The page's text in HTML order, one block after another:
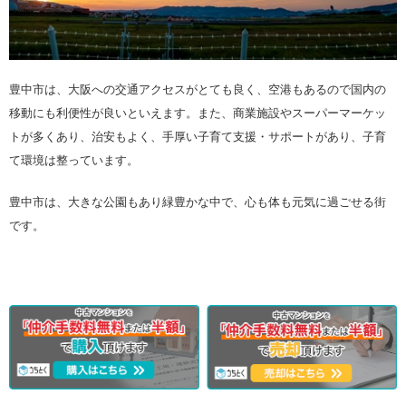
豊中市は、大阪への交通アクセスがとても良く、空港もあるので国内の
移動にも利便性が良いといえます。また、商業施設やスーパーマーケッ
トが多くあり、治安もよく、手厚い子育て支援・サポートがあり、子育
て環境は整っています。
豊中市は、大きな公園もあり緑豊かな中で、心も体も元気に過ごせる街
です。